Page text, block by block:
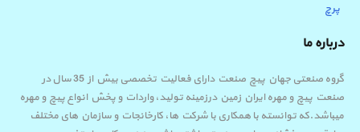
پرچ
درباره ما
گروه صنعتی جهان پیچ صنعت دارای فعالیت تخصصی بیش از 35 سال در
صنعت پیچ و مهره ایران زمین درزمینه تولید، واردات و پخش انواع پیچ و مهره
میباشد.که توانسته با همکاری با شرکت ها، کارخانجات و سازمان های مختلف